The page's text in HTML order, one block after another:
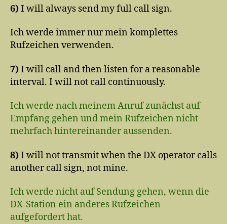
6)I will always send my full call sign.
Ich werde immer nur mein komplettes
Rufzeichen verwenden.
7)I will call and then listen for a reasonable
interval. I will not call continuously.
Ich werde nach meinem Anruf zunächst auf
Empfang gehen und mein Rufzeichen nicht
mehrfach hintereinander aussenden.
8)I will not transmit when the DX operator calls
another call sign, not mine.
Ich werde nicht auf Sendung gehen, wenn die
DX-Station ein anderes Rufzeichen
aufgefordert hat.